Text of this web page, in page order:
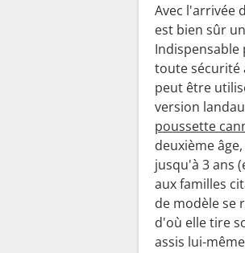
Avec l'arrivée
est bien sûr
Indispensable
toute sécurité
peut être
version
poussette
deuxième
jusqu'à 3 ans
aux familles
de modèle se
d'où elle tire
assis lui-